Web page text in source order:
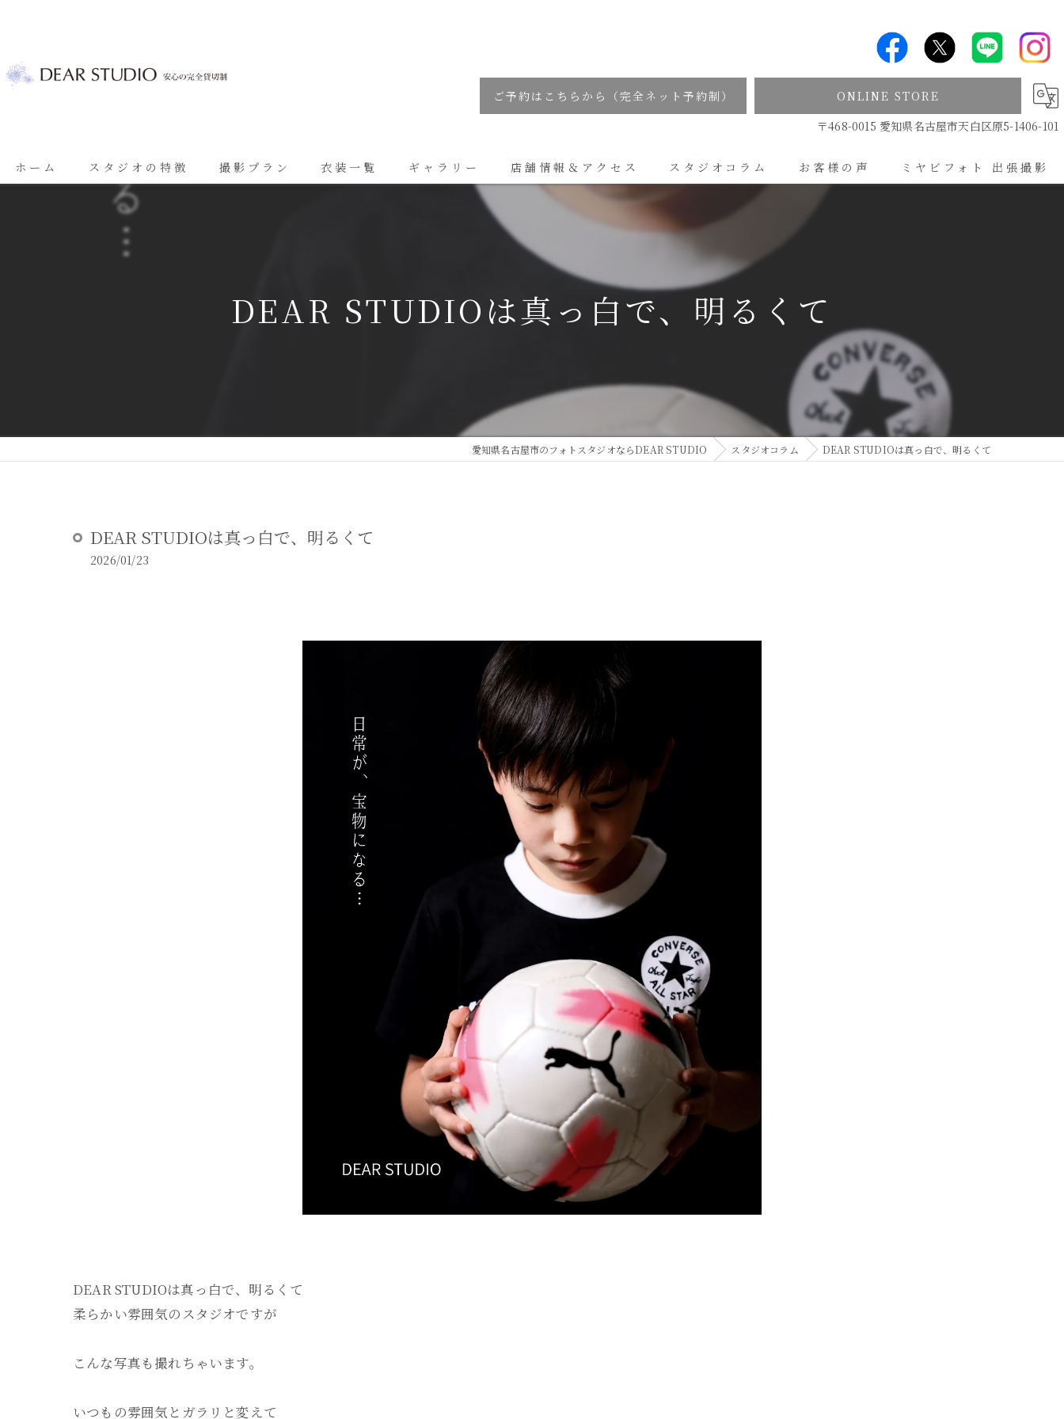
ご予約はこちらから（完全ネット予約制）
ONLINE STORE
〒468-0015 愛知県名古屋市天白区原5-1406-101
ホーム スタジオの特徴
ベビーフォト
七五三
撮影プラン 衣装一覧 ギャラリー 店舗情報＆アクセス スタジオコラム
コラム
お客様の声 ミヤビフォト 出張撮影
DEAR STUDIOは真っ白で、明るくて
愛知県名古屋市のフォトスタジオならDEAR STUDIO スタジオコラム DEAR STUDIOは真っ白で、明るくて
DEAR STUDIOは真っ白で、明るくて
2026/01/23
DEAR STUDIOは真っ白で、明るくて
柔らかい雰囲気のスタジオですが
こんな写真も撮れちゃいます。
いつもの雰囲気とガラリと変えて